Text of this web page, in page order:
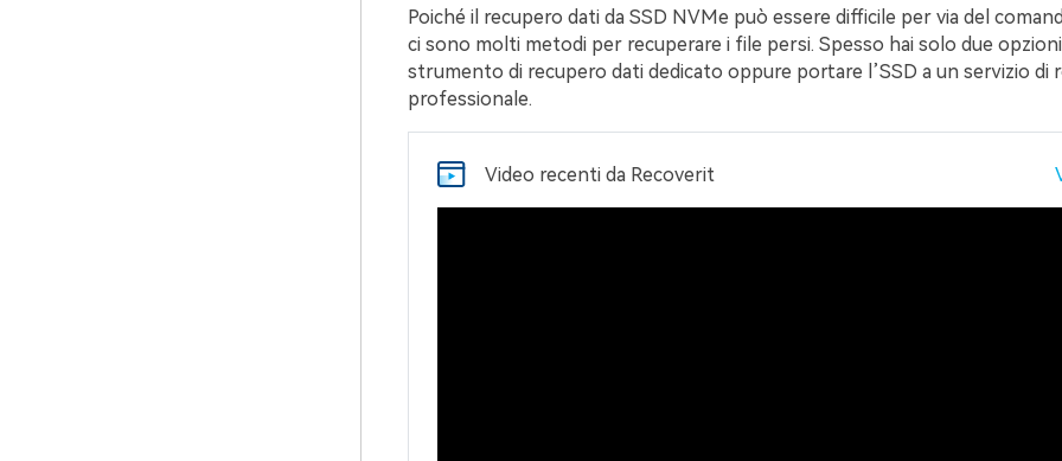
Poiché il recupero dati da SSD NVMe può essere difficile per via del
ci sono molti metodi per recuperare i file persi. Spesso hai solo due
strumento di recupero dati dedicato oppure portare l’SSD a un servizio di
professionale.
Video recenti da Recoverit